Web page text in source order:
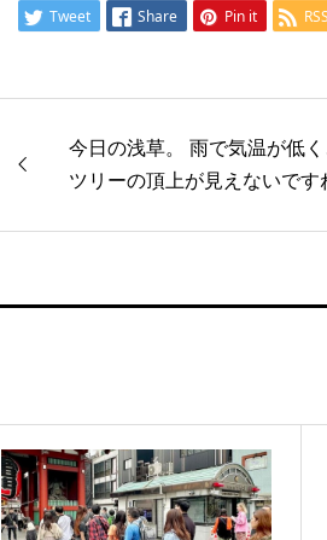
Tweet Share Pin it RSS
今日の浅草。 雨で気温が低
ツリーの頂上が見えないです